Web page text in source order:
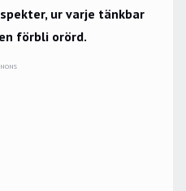
ur varje tänkbar
förbli orörd.